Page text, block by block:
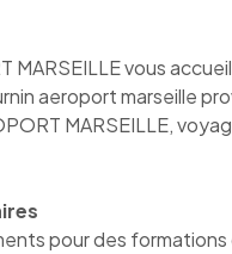
MARSEILLE vous
aeroport marseille
MARSEILLE,
pour des formations